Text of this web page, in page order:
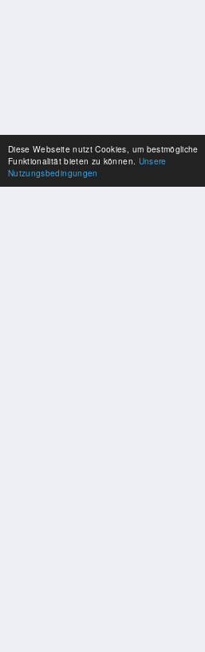
Diese Webseite nutzt Cookies, um bestmögliche
Funktionalität bieten zu können. Unsere
Nutzungsbedingungen